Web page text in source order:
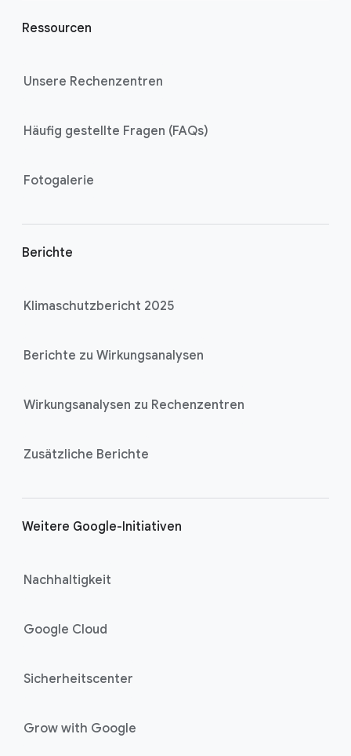
Ressourcen
Unsere Rechenzentren
Häufig gestellte Fragen (FAQs)
Fotogalerie
Berichte
Klimaschutzbericht 2025
Berichte zu Wirkungsanalysen
Wirkungsanalysen zu Rechenzentren
Zusätzliche Berichte
Weitere Google-Initiativen
Nachhaltigkeit
Google Cloud
Sicherheitscenter
Grow with Google